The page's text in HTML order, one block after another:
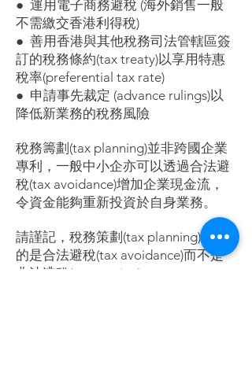
● 運用電子商務避稅 (海外銷售一般
不需繳交香港利得稅)
● 善用香港與其他稅務司法管轄區簽
訂的稅務條約(tax treaty)以享用特惠
稅率(preferential tax rate)
● 申請事先裁定 (advance rulings)以
降低新業務的稅務風險
稅務籌劃(tax planning)並非跨國企業
專利，一般中小企亦可以透過合法避
稅(tax avoidance)增加企業現金流，
令資金能夠重新投資於自身業務。
請謹記，稅務策劃(tax planning)的目
的是合法避稅(tax avoidance)而不是
非法逃稅(tax evasion)。